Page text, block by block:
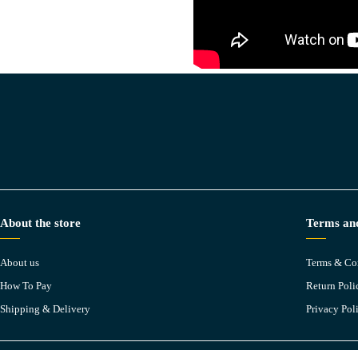
About the store
About us
How To Pay
Shipping & Delivery
Terms
Terms &
Return
Privacy